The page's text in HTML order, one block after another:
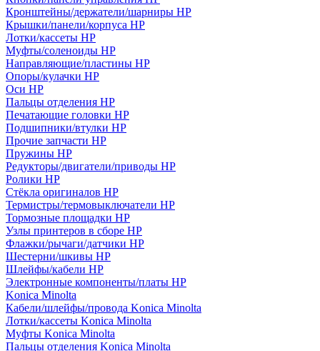
Кронштейны/держатели/шарниры HP
Крышки/панели/корпуса HP
Лотки/кассеты HP
Муфты/соленоиды HP
Направляющие/пластины HP
Опоры/кулачки HP
Оси HP
Пальцы отделения HP
Печатающие головки HP
Подшипники/втулки HP
Прочие запчасти HP
Пружины HP
Редукторы/двигатели/приводы HP
Ролики HP
Стёкла оригиналов HP
Термистры/термовыключатели HP
Тормозные площадки HP
Узлы принтеров в сборе HP
Флажки/рычаги/датчики HP
Шестерни/шкивы HP
Шлейфы/кабели HP
Электронные компоненты/платы HP
Konica Minolta
Кабели/шлейфы/провода Konica Minolta
Лотки/кассеты Konica Minolta
Муфты Konica Minolta
Пальцы отделения Konica Minolta